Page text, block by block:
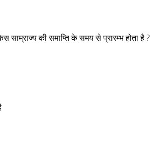
साम्राज्य की समाप्ति के समय से प्रारम्भ होता है ?